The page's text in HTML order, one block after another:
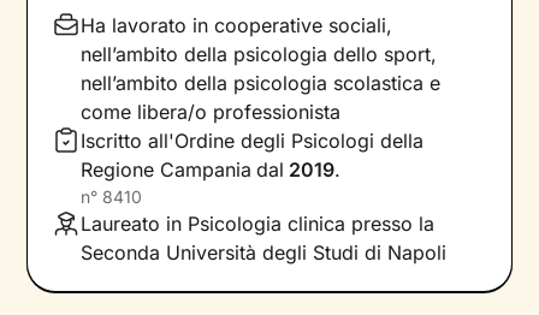
nostri incontri: in un clima di ascolto e
accoglienza, potrai condividere ciò che provi in
completa libertà. Ripercorreremo la tua storia e
ti aiuterò a riflettere su diversi aspetti della tua
vita, per far emergere i tuoi bisogni
più
profondi. Individueremo lerisorse interne
potenzialità di cui non sei ancora consapevole,
e attraverso queste ti accompagnerò
nell’affrontare i nodi più spinosi e nelvivere al
Ha lavorato in cooperative sociali,
nell’ambito della psicologia dello sport,
nell’ambito della psicologia scolastica e
come libera/o professionista
Iscritto all'Ordine degli Psicologi della
Regione Campania dal 2019.
n° 8410
Laureato in Psicologia clinica presso la
Seconda Università degli Studi di Napoli